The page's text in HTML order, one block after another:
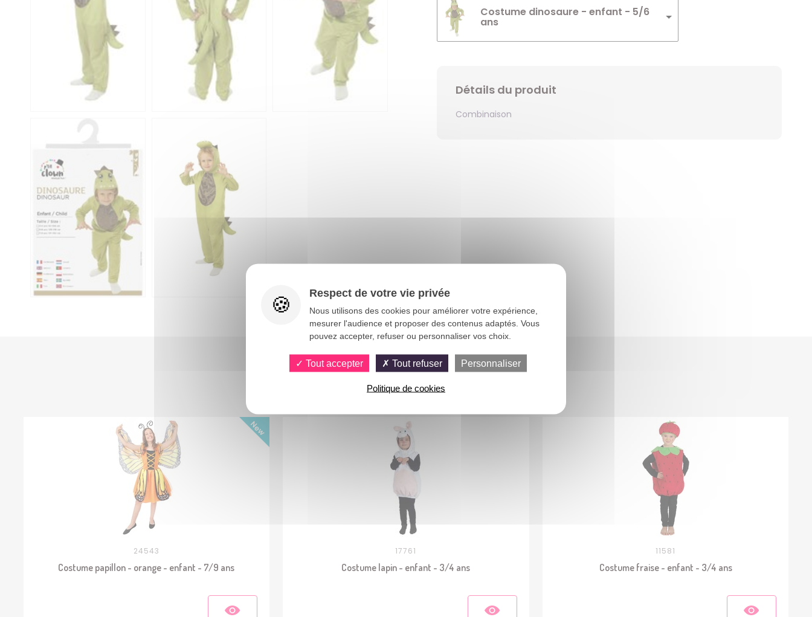
Costume dinosaure - enfant - 5/6
ans
Détails du produit
Combinaison
Vous aimerez aussi
24543
Costume papillon - orange - enfant - 7/9 ans
17761
Costume lapin - enfant - 3/4 ans
11581
Costume fraise - enfant - 3/4 ans
Respect de votre vie privée
Nous utilisons des cookies pour améliorer votre expérience,
mesurer l'audience et proposer des contenus adaptés. Vous
pouvez accepter, refuser ou personnaliser vos choix.
Tout accepter Tout refuser Personnaliser
Politique de cookies